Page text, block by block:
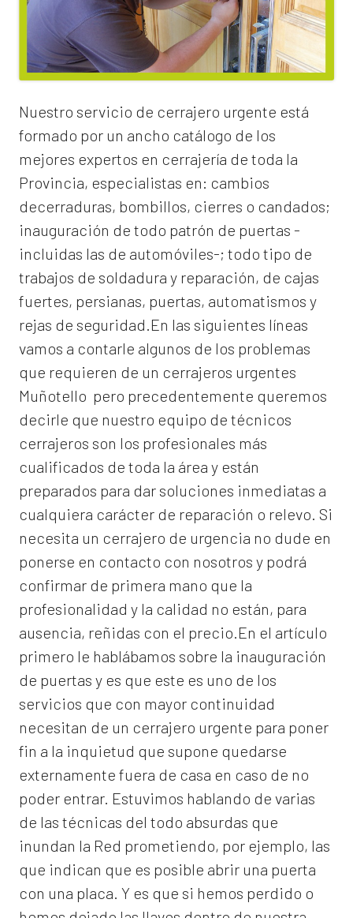
Nuestro servicio de cerrajero urgente está
formado por un ancho catálogo de los
mejores expertos en cerrajería de toda la
Provincia, especialistas en: cambios
decerraduras, bombillos, cierres o candados;
inauguración de todo patrón de puertas -
incluidas las de automóviles-; todo tipo de
trabajos de soldadura y reparación, de cajas
fuertes, persianas, puertas, automatismos y
rejas de seguridad.En las siguientes líneas
vamos a contarle algunos de los problemas
que requieren de un cerrajeros urgentes
Muñotello pero precedentemente queremos
decirle que nuestro equipo de técnicos
cerrajeros son los profesionales más
cualificados de toda la área y están
preparados para dar soluciones inmediatas a
cualquiera carácter de reparación o relevo. Si
necesita un cerrajero de urgencia no dude en
ponerse en contacto con nosotros y podrá
confirmar de primera mano que la
profesionalidad y la calidad no están, para
ausencia, reñidas con el precio.En el artículo
primero le hablábamos sobre la inauguración
de puertas y es que este es uno de los
servicios que con mayor continuidad
necesitan de un cerrajero urgente para poner
fin a la inquietud que supone quedarse
externamente fuera de casa en caso de no
poder entrar. Estuvimos hablando de varias
de las técnicas del todo absurdas que
inundan la Red prometiendo, por ejemplo, las
que indican que es posible abrir una puerta
con una placa. Y es que si hemos perdido o